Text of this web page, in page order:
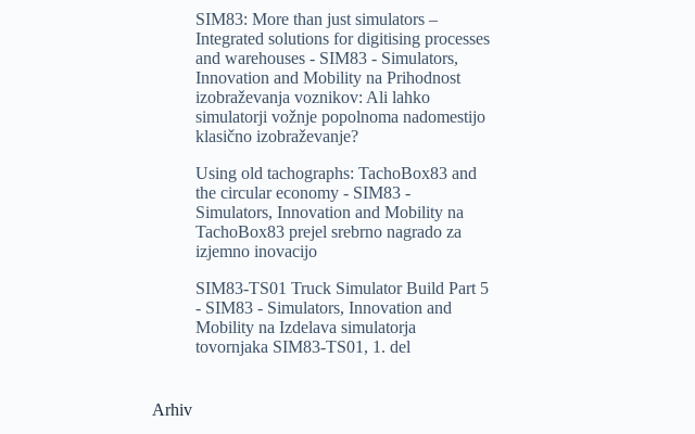
SIM83: More than just simulators –
Integrated solutions for digitising processes
and warehouses - SIM83 - Simulators,
Innovation and Mobilityna Prihodnost
izobraževanja voznikov: Ali lahko
simulatorji vožnje popolnoma nadomestijo
klasično izobraževanje?
Using old tachographs: TachoBox83 and
the circular economy - SIM83 -
Simulators, Innovation and Mobilityna
TachoBox83 prejel srebrno nagrado za
izjemno inovacijo
SIM83-TS01 Truck Simulator Build Part 5
- SIM83 - Simulators, Innovation and
Mobilityna Izdelava simulatorja
tovornjaka SIM83-TS01, 1. del
Arhiv